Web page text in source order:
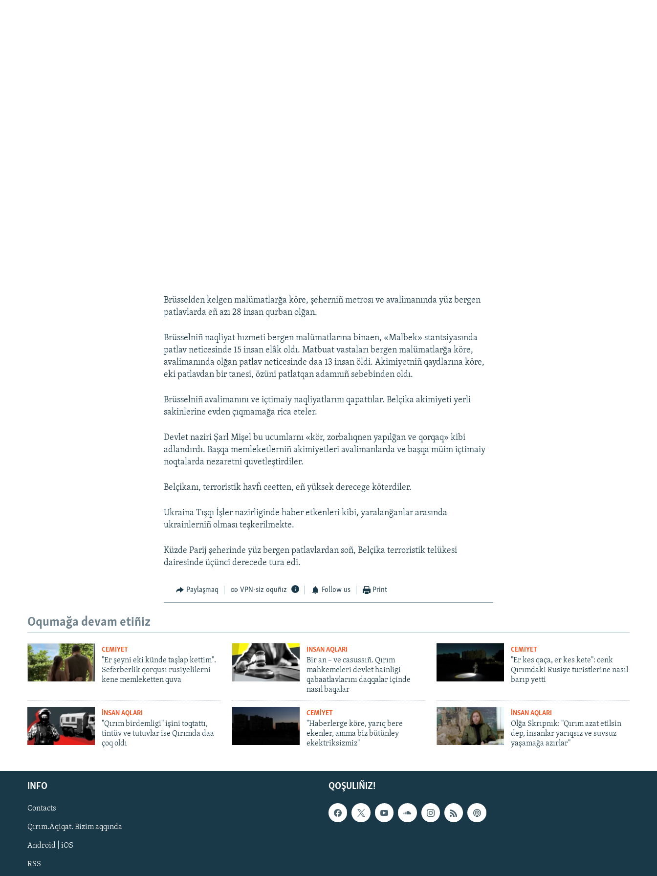
Русский
Українською
QOŞULIÑIZ!
Brüsselden kelgen malümatlarğa köre, şeherniñ metrosı ve avalimanında yüz bergen
patlavlarda eñ azı 28 insan qurban olğan.
Brüsselniñ naqliyat hızmeti bergen malümatlarına binaen, «Malbek» stantsiyasında
patlav neticesinde 15 insan elâk oldı. Matbuat vastaları bergen malümatlarğa köre,
avalimanında olğan patlav neticesinde daa 13 insan öldi. Akimiyetniñ qaydlarına köre,
eki patlavdan bir tanesi, özüni patlatqan adamnıñ sebebinden oldı.
Brüsselniñ avalimanını ve içtimaiy naqliyatlarını qapattılar. Belçika akimiyeti yerli
sakinlerine evden çıqmamağa rica eteler.
Devlet naziri Şarl Mişel bu ucumlarnı «kör, zorbalıqnen yapılğan ve qorqaq» kibi
adlandırdı. Başqa memleketlerniñ akimiyetleri avalimanlarda ve başqa müim içtimaiy
noqtalarda nezaretni quvetleştirdiler.
Belçikanı, terroristik havfı ceetten, eñ yüksek derecege köterdiler.
Ukraina Tışqı İşler nazirliginde haber etkenleri kibi, yaralanğanlar arasında
ukrainlerniñ olması teşkerilmekte.
Küzde Parij şeherinde yüz bergen patlavlardan soñ, Belçika terroristik telükesi
dairesinde üçünci derecede tura edi.
Paylaşmaq VPN-siz oquñız Follow us Print
Oqumağa devam etiñiz
CEMİYET
"Er şeyni eki künde taşlap kettim".
Seferberlik qorqusı rusiyelilerni
kene memleketten quva
İNSAN AQLARI
Bir an – ve casussıñ. Qırım
mahkemeleri devlet hainligi
qabaatlavlarını daqqalar içinde
nasıl baqalar
CEMİYET
"Er kes qaça, er kes kete": cenk
Qırımdaki Rusiye turistlerine nasıl
barıp yetti
İNSAN AQLARI
"Qırım birdemligi" işini toqtattı,
tintüv ve tutuvlar ise Qırımda daa
çoq oldı
CEMİYET
"Haberlerge köre, yarıq bere
ekenler, amma biz bütünley
ekektriksizmiz"
İNSAN AQLARI
Olğa Skrıpnık: "Qırım azat etilsin
dep, insanlar yarıqsız ve suvsuz
yaşamağa azırlar"
QOŞULIÑIZ!
INFO
Contacts
Qırım.Aqiqat. Bizim aqqında
Android | iOS
RSS